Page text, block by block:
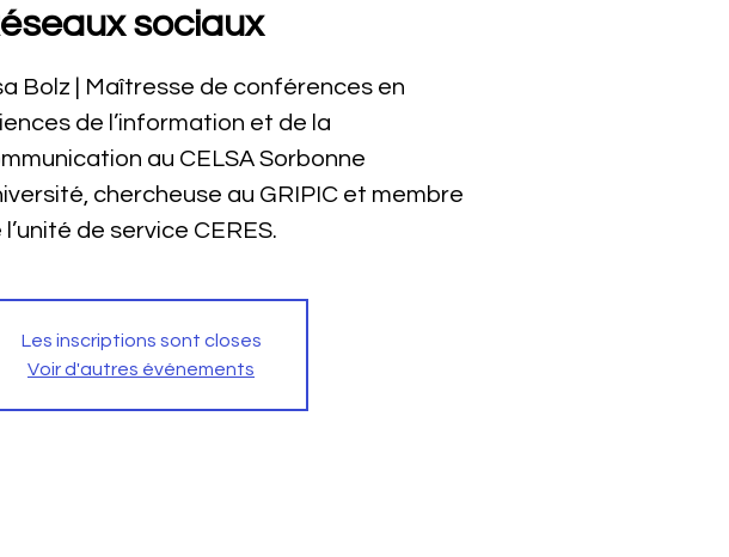
sociaux
Bolz | Maîtresse de conférences en
de l’information et de la
au CELSA Sorbonne
chercheuse au GRIPIC et membre
l’unité de service CERES.
Les inscriptions sont closes
Voir d'autres événements